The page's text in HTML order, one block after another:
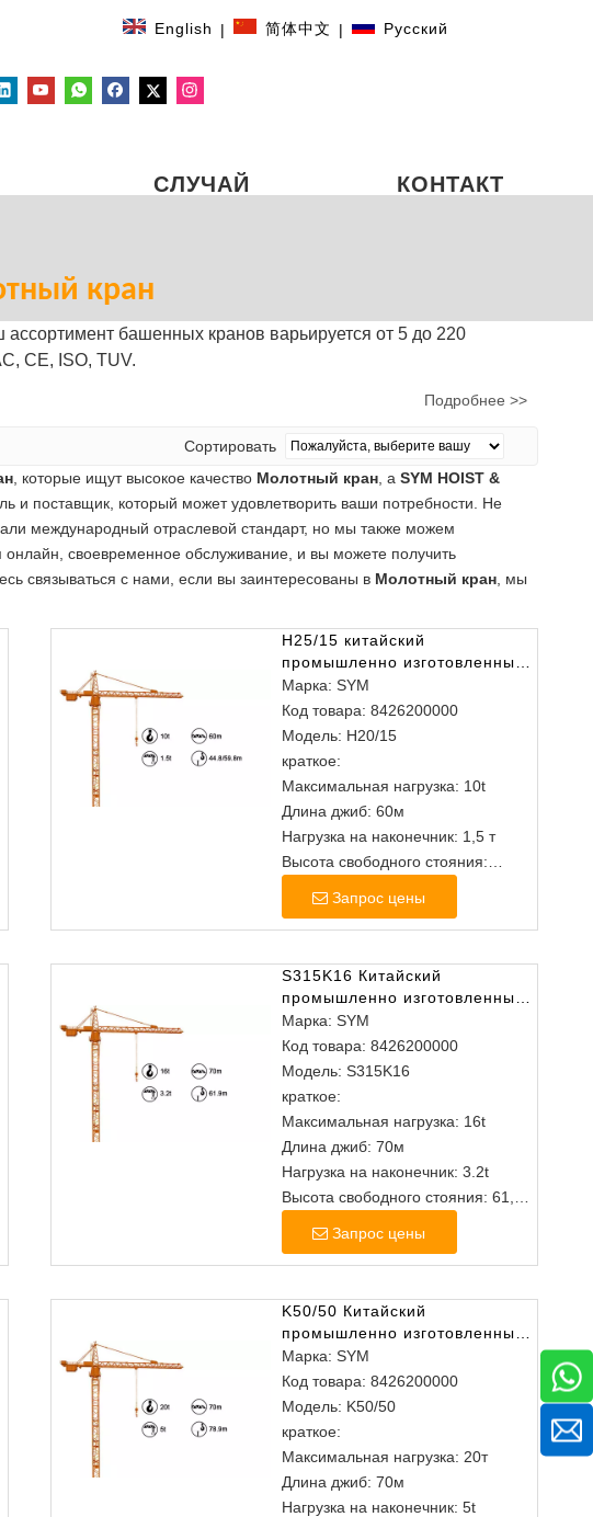
English | 简体中文 | Pусский
СЛУЧАЙ КОНТАКТ
кран
башенных кранов варьируется от 5 до 220
CE, ISO, TUV.
Подробнее >>
Сортировать
, которые ищут высокое качество Молотный кран , а SYM HOIST &
и поставщик, который может удовлетворить ваши потребности. Не
международный отраслевой стандарт, но мы также можем
своевременное обслуживание, и вы можете получить
связываться с нами, если вы заинтересованы в Молотный кран , мы
H25/15 китайский
промышленно изготовленный
башня молота
Марка: SYM
Код товара: 8426200000
Модель: H20/15
краткое:
Максимальная нагрузка: 10t
Длина джиб: 60м
Нагрузка на наконечник: 1,5 т
Высота свободного стояния:
Запрос цены
S315K16 Китайский
промышленно изготовленные
из головного кран
Марка: SYM
Код товара: 8426200000
Модель: S315K16
краткое:
Максимальная нагрузка: 16t
Длина джиб: 70м
Нагрузка на наконечник: 3.2t
Высота свободного стояния: 61,9
Запрос цены
K50/50 Китайский
промышленно изготовленным
изголовам башня
Марка: SYM
Код товара: 8426200000
Модель: K50/50
краткое:
Максимальная нагрузка: 20т
Длина джиб: 70м
Нагрузка на наконечник: 5t